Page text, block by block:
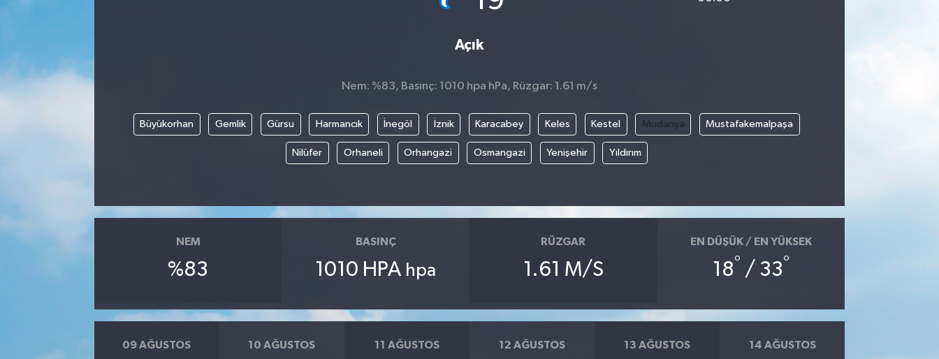
Açık
Nem: %83, Basınç: 1010 hpa hPa, Rüzgar: 1.61 m/s
Büyükorhan Gemlik Gürsu Harmancık İnegöl İznik Karacabey Keles Kestel Mudanya Mustafakemalpaşa
Nilüfer Orhaneli Orhangazi Osmangazi Yenişehir Yıldırım
NEM
%83
BASINÇ
1010 HPA hpa
RÜZGAR
1.61 M/S
EN DÜŞÜK / EN YÜKSEK
18° / 33°
09 AĞUSTOS 10 AĞUSTOS 11 AĞUSTOS 12 AĞUSTOS 13 AĞUSTOS 14 AĞUSTOS
Sağlık